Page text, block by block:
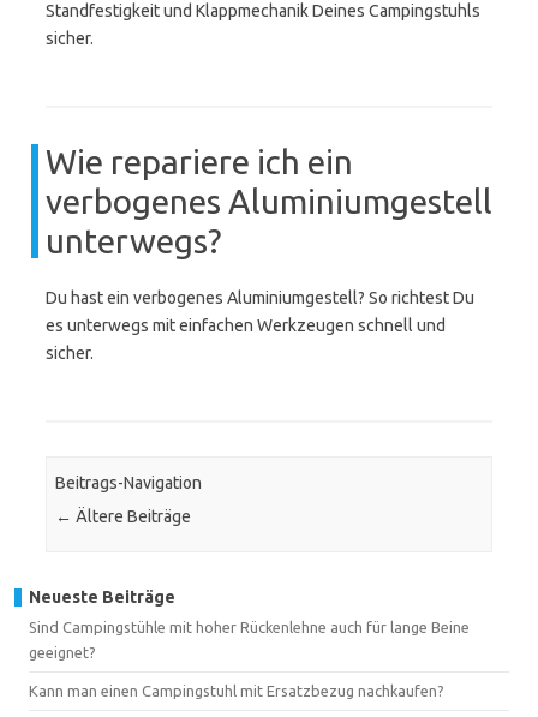
Standfestigkeit und Klappmechanik Deines Campingstuhls
sicher.
Wie repariere ich ein
verbogenes Aluminiumgestell
unterwegs?
Du hast ein verbogenes Aluminiumgestell? So richtest Du
es unterwegs mit einfachen Werkzeugen schnell und
sicher.
Beitrags-Navigation
← Ältere Beiträge
Neueste Beiträge
Sind Campingstühle mit hoher Rückenlehne auch für lange Beine
geeignet?
Kann man einen Campingstuhl mit Ersatzbezug nachkaufen?